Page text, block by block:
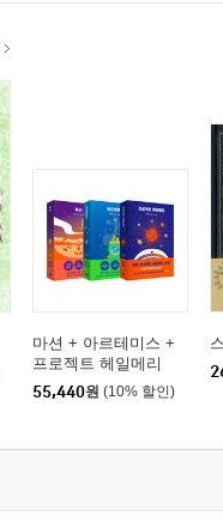
마션 + 아르테미스 +
프로젝트 헤일메리
55,440원 (10% 할인)